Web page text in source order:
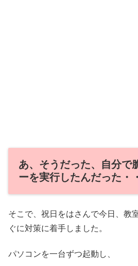
あ、そうだった、自分で
ーを実行したんだった・
そこで、祝日をはさんで今日、教
ぐに対策に着手しました。
パソコンを一台ずつ起動し、